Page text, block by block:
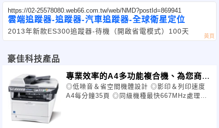
https://02-25578080.web66.com.tw/web/NMD?postId=869941
雲端追蹤器-追蹤器-汽車追蹤器-全球衛星定位
2013年新款ES300追蹤器-待機（開啟省電模式）100天
豪佳科技產品
專業效率的A4多功能複合機、為您商務
帶來契機
◎低噪音＆省空間機體設計 ◎影印＆列印速度
A4每分鐘35頁 ◎同級機種最快667MHz處理器